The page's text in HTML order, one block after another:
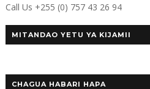
Call Us +255 (0) 757 43 26 94
MITANDAO YETU YA KIJAMII
CHAGUA HABARI HAPA